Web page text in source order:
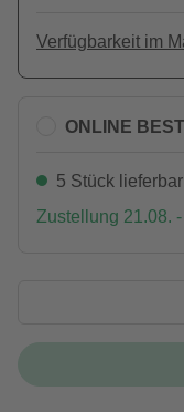
Verfügbarkeit im
ONLINE
5 Stück lieferbar
Zustellung 21.08.